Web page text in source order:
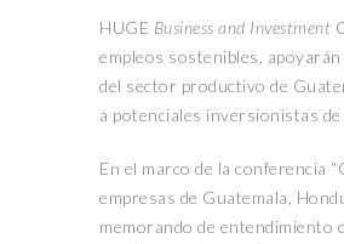
HUGE Business and Investment
empleos sostenibles,
del sector productivo de
a potenciales inversionistas
En el marco de la conferencia
empresas de Guatemala,
memorando de entendimiento